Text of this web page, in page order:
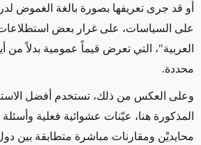
أو قد جرى تعريفها بصورة بالغة الغموض
على السياسات، على غرار بعض
العربية"، التي تعرض قيماً عمومية بدلاً من
محددة.
وعلى العكس من ذلك، تستخدم أفضل
المذكورة هنا، عيّنات عشوائية فعلية
محايديْن ومقارنات مباشرة متطابقة بين